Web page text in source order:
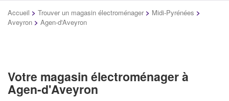
Accueil > Trouver un magasin électroménager > Midi-Pyrénées >
Aveyron > Agen-d'Aveyron
Votre magasin électroménager à
Agen-d'Aveyron